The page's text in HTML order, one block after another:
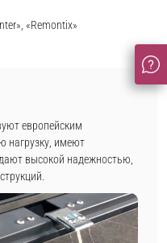
«Remontix»
европейским
нагрузку, имеют
высокой надежностью,